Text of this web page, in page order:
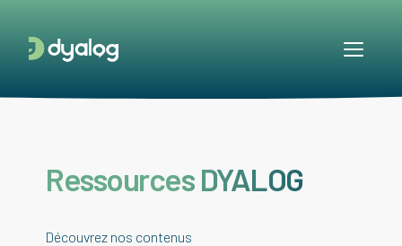
Ressources DYALOG
Découvrez nos contenus